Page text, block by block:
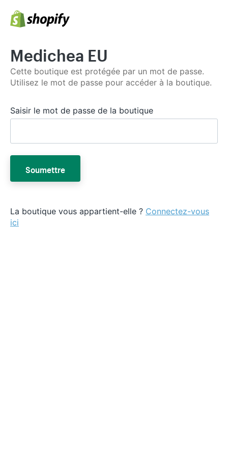
Medichea EU
Cette boutique est protégée par un mot de passe.
Utilisez le mot de passe pour accéder à la boutique.
Saisir le mot de passe de la boutique
Soumettre
La boutique vous appartient-elle ? Connectez-vous
ici